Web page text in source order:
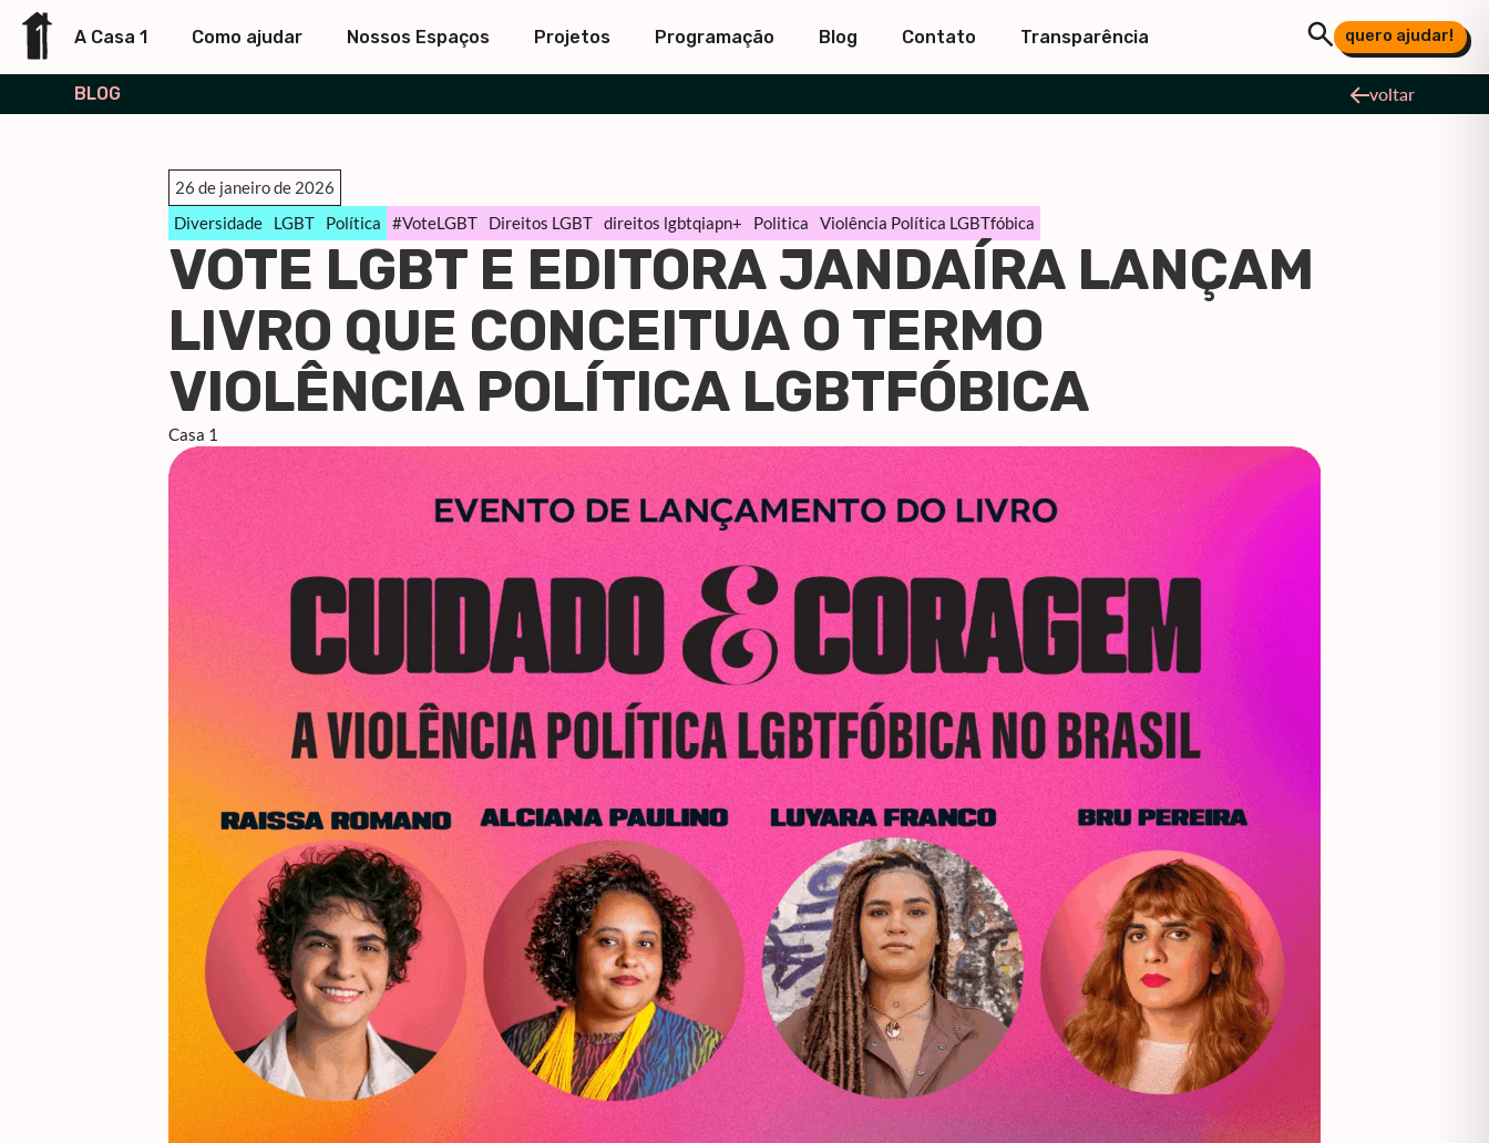
A Casa 1 Como ajudar Nossos Espaços Projetos Programação Blog Contato Transparência quero ajudar!
BLOG voltar
26 de janeiro de 2026
Diversidade
LGBT Política #VoteLGBT Direitos LGBT direitos lgbtqiapn+ Politica Violência Política LGBTfóbica
VOTE LGBT E EDITORA JANDAÍRA LANÇAM
LIVRO QUE CONCEITUA O TERMO
VIOLÊNCIA POLÍTICA LGBTFÓBICA
Casa 1